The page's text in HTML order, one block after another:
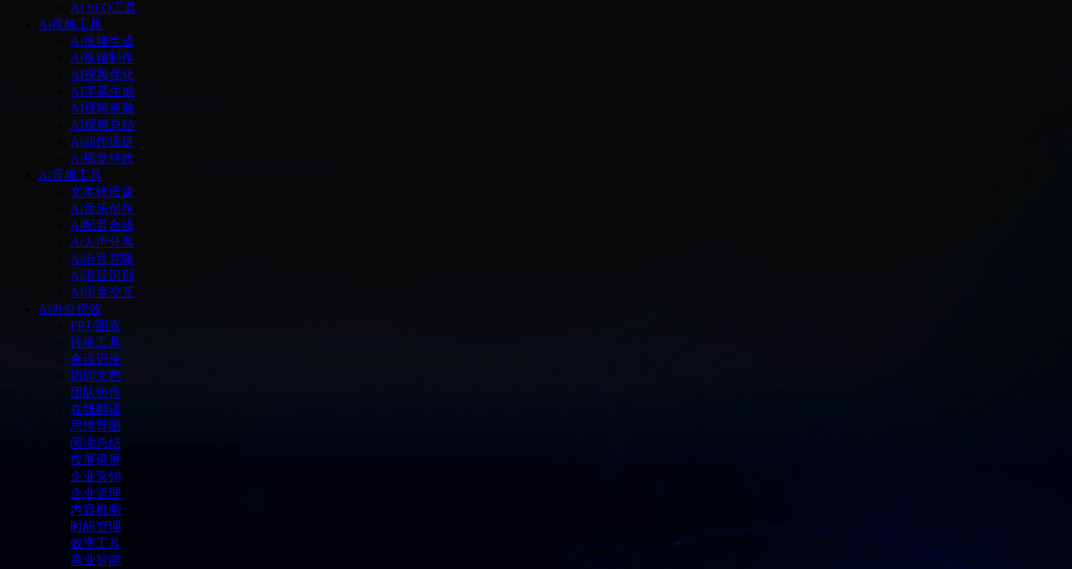
AI SEO工具
Ai视频工具
Ai视频生成
Ai视频制作
AI视频优化
AI字幕生成
AI视频换脸
AI视频总结
Ai动作捕捉
Ai视觉特效
Ai音频工具
文本转语音
Ai音乐创作
Ai配音合成
Ai人声分离
Ai语音克隆
Ai语音识别
AI语音交互
Ai办公提效
PPT/图表
转换工具
会议记录
协同文档
团队协作
在线翻译
思维导图
阅读总结
投屏录屏
企业营销
企业管理
内容检测
时间管理
效率工具
商业智能